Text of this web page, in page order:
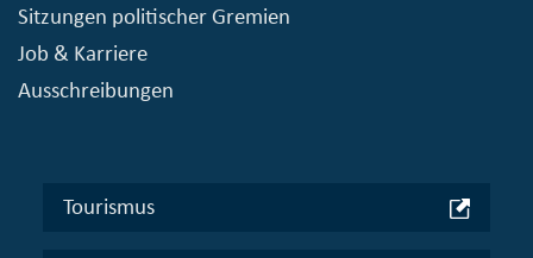
Sitzungen politischer Gremien
Job & Karriere
Ausschreibungen
Tourismus